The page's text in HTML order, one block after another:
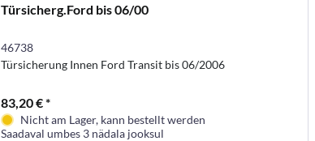
Türsicherg.Ford bis 06/00
46738
Türsicherung Innen Ford Transit bis 06/2006
83,20 € *
Nicht am Lager, kann bestellt werden
Saadaval umbes 3 nädala jooksul